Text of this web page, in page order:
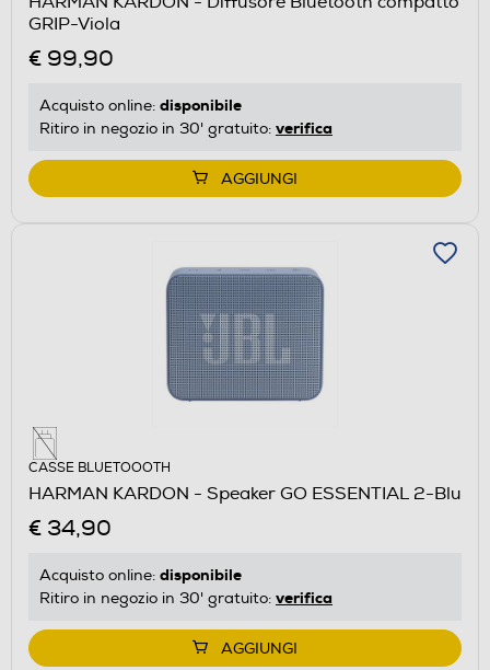
GRIP-Viola
€ 99,90
Acquisto online: disponibile
Ritiro in negozio in 30' gratuito: verifica
AGGIUNGI
CASSE BLUETOOOTH
HARMAN KARDON - Speaker GO ESSENTIAL 2-Blu
€ 34,90
Acquisto online: disponibile
Ritiro in negozio in 30' gratuito: verifica
AGGIUNGI